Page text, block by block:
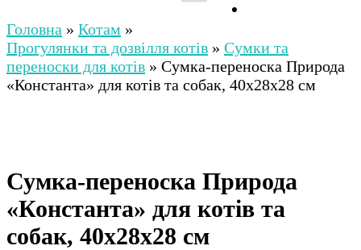
Зоомагазин для собак та котів | Корм, іграшки,
аксесуари та догляд за тваринами. Доставка по
Україні
Головна » Котам »
Прогулянки та дозвілля котів » Сумки та
переноски для котів » Сумка-переноска Природа
«Константа» для котів та собак, 40х28х28 см
Сумка-переноска Природа
«Константа» для котів та
собак, 40х28х28 см